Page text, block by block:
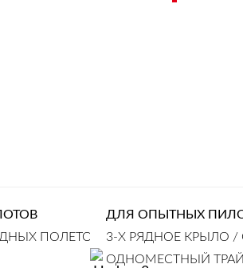
ПОЛЕТОВ К
ДЛЯ ОПЫТНЫХ
3-Х РЯДНОЕ КРЫЛО /
ОДНОМЕСТНЫЙ